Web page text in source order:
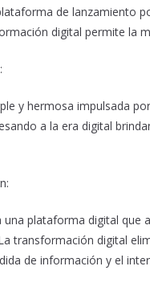
de lanzamiento
digital permite la
y hermosa impulsada
a la era digital
plataforma digital que
transformación digital
de información y el